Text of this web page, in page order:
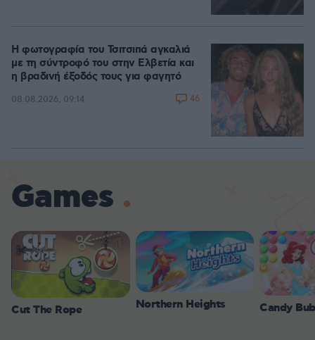
Η φωτογραφία του Τσιτσιπά αγκαλιά
με τη σύντροφό του στην Ελβετία και
η βραδινή έξοδός τους για φαγητό
08.08.2026, 09:14 46
Games
Cut The Rope Northern Heights Candy